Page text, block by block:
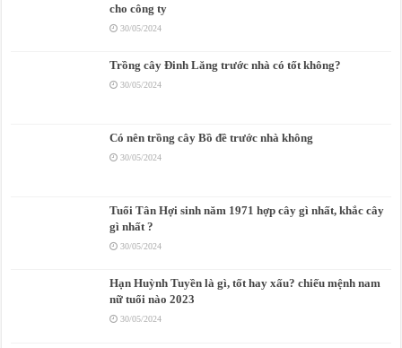
cho công ty
30/05/2024
Trồng cây Đinh Lăng trước nhà có tốt không?
30/05/2024
Có nên trồng cây Bồ đề trước nhà không
30/05/2024
Tuổi Tân Hợi sinh năm 1971 hợp cây gì nhất, khắc cây
gì nhất ?
30/05/2024
Hạn Huỳnh Tuyền là gì, tốt hay xấu? chiếu mệnh nam
nữ tuổi nào 2023
30/05/2024